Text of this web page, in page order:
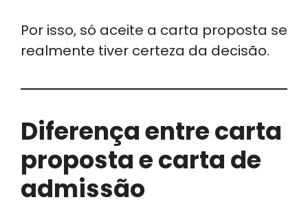
Por isso, só aceite a carta proposta se
realmente tiver certeza da decisão.
Diferença entre carta
proposta e carta de
admissão